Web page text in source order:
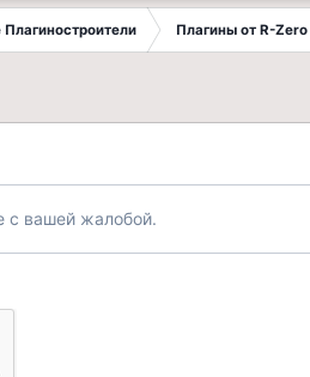
Плагины от R-Zero
с вашей жалобой.